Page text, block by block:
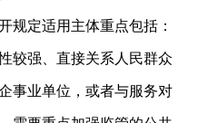
定适用主体重点包括：
较强、直接关系人民群众
事业单位，或者与服务对